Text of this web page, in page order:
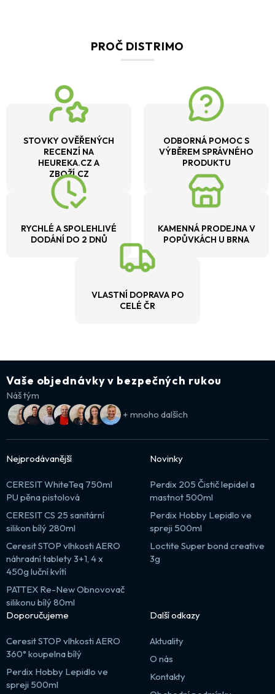
PROČ DISTRIMO
STOVKY OVĚŘENÝCH
RECENZÍ NA
HEUREKA.CZ A
ZBOŽÍ.CZ
ODBORNÁ POMOC S
VÝBĚREM SPRÁVNÉHO
PRODUKTU
RYCHLÉ A SPOLEHLIVÉ
DODÁNÍ DO 2 DNŮ
KAMENNÁ PRODEJNA V
POPŮVKÁCH U BRNA
VLASTNÍ DOPRAVA PO
CELÉ ČR
Vaše objednávky v bezpečných rukou
Náš tým
+ mnoho dalších
Nejprodávanější
CERESIT WhiteTeq 750ml
PU pěna pistolová
CERESIT CS 25 sanitární
silikon bílý 280ml
Ceresit STOP vlhkosti AERO
náhradní tablety 3+1, 4 x
450g luční kvítí
PATTEX Re-New Obnovovač
silikonu bílý 80ml
Novinky
Perdix 205 Čistič lepidel a
mastnot 500ml
Perdix Hobby Lepidlo ve
spreji 500ml
Loctite Super bond creative
3g
Doporučujeme
Ceresit STOP vlhkosti AERO
360° koupelna bílý
Perdix Hobby Lepidlo ve
spreji 500ml
Další odkazy
Aktuality
O nás
Kontakty